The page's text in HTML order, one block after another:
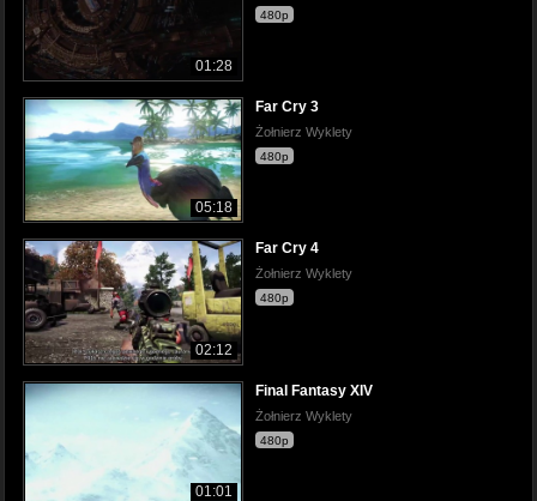
01:28
480p
05:18
Far Cry 3
Żołnierz Wyklety
480p
02:12
Far Cry 4
Żołnierz Wyklety
480p
01:01
Final Fantasy XIV
Żołnierz Wyklety
480p